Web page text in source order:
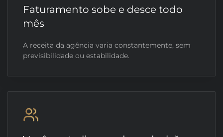
Faturamento sobe e desce todo
mês
A receita da agência varia constantemente, sem
previsibilidade ou estabilidade.